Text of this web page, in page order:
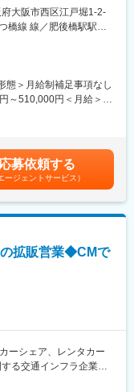
自の審査機能や回収機
クスや直行直帰も可能
り、1on1制度やエンゲ
発信できる仕組みがあ
自己啓発など様々な研
生命保険の窓口販売を
扱う来店型保険ショッ
頂きます。提携代理店
達成をミッションとし
ショップの窓口で保険
の商品説明等のサポー
女比約7：3）で構成さ
性33％です。提携代理
関・来店型保険ショッ
せて幅広いキャリアを
へ異動されています。
イト500）, プラチナ
ャットダウンなどの労
定を受けた企業のう
定を受けることができ
大阪市西区江戸堀1-2-
社の定める事業所（リ
態＞月給制補足事項なし
～510,000円＜月給＞
30歳：600万程度、35
あくまでも目安の金額で
ます。月給(月額)は固定
応募依頼する
ージェントサービス）
の拡販営業◆CMで
ーシェア、レンタカー
る交通インフラ企業／7